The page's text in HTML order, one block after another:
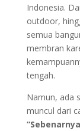
Indonesia.
outdoor,
semua
membran
tengah.
Namun, ada
muncul dari